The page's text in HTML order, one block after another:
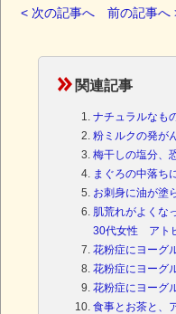
< 次の記事へ 前の記事へ
関連記事
ナチュラルなも
粉ミルクの発が
梅干しの塩分、
まぐろの中落ち
お刺身に油が塗
肌荒れがよく
30代女性 アト
花粉症にヨーグ
花粉症にヨーグ
花粉症にヨーグ
食事とお茶と、